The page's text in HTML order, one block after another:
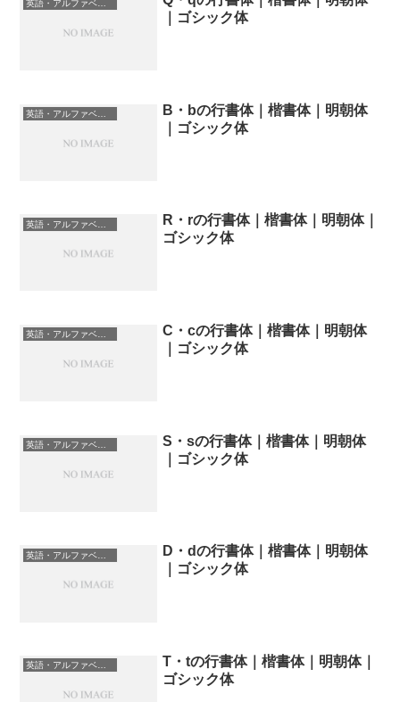
英語・アルファベットの書体一覧
｜ゴシック体
英語・アルファベットの書体一覧
B・bの行書体｜楷書体｜明朝体
｜ゴシック体
英語・アルファベットの書体一覧
R・rの行書体｜楷書体｜明朝体｜
ゴシック体
英語・アルファベットの書体一覧
C・cの行書体｜楷書体｜明朝体
｜ゴシック体
英語・アルファベットの書体一覧
S・sの行書体｜楷書体｜明朝体
｜ゴシック体
英語・アルファベットの書体一覧
D・dの行書体｜楷書体｜明朝体
｜ゴシック体
英語・アルファベットの書体一覧
T・tの行書体｜楷書体｜明朝体｜
ゴシック体